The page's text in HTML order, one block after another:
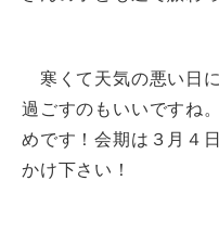
寒くて天気の悪い日
過ごすのもいいですね
めです！会期は３月４
かけ下さい！